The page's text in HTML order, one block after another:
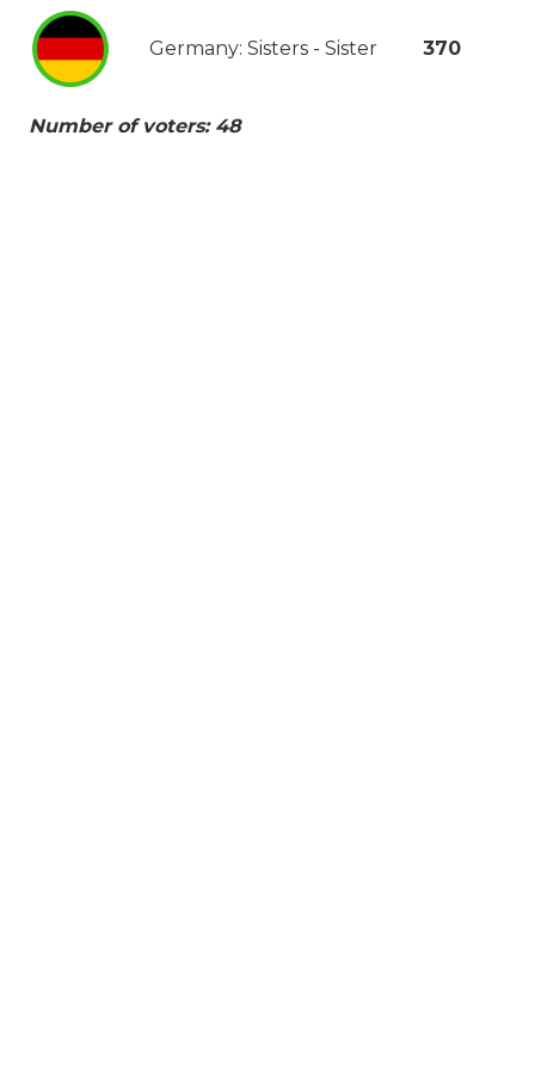
Germany: Sisters - Sister 370
Number of voters: 48